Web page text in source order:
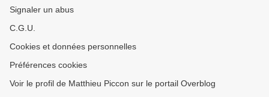
Signaler un abus
C.G.U.
Cookies et données personnelles
Préférences cookies
Voir le profil de Matthieu Piccon sur le portail Overblog